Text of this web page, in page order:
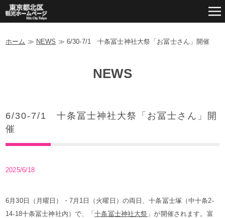
ホーム ≫ NEWS ≫ 6/30-7/1 十条冨士神社大祭「お冨士さん」開催
NEWS
6/30-7/1 十条冨士神社大祭「お冨士さん」開
催
2025/6/18
6月30日（月曜日）・7月1日（火曜日）の両日、十条冨士塚（中十条2-
14-18十条冨士神社内）で、「十条冨士神社大祭 」が開催されます。富